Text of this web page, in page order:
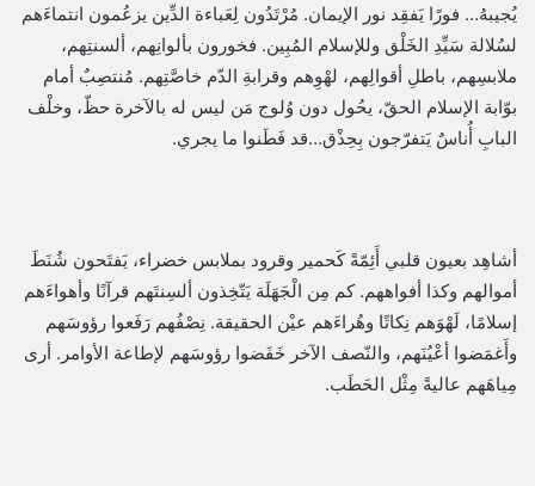
يُجيبهُ… فورًا يَفقِد نور الإيمان. مُرْتَدُون لِعَباءة الدِّين يزعُمون انتماءَهم
لسُلالة سَيِّدِ الخَلْق وللإسلام المُبِين. فخورون بألوانِهم، ألسنتِهم،
ملابسِهم، باطلِ أقوالِهم، لهْوِهم وقرابةِ الدّم خاصَّتِهم. مُنتصِبٌ أمام
بوّابة الإسلام الحقّ، يحُول دون وُلوج مَن ليس له بالآخرة حظّ، وخلْف
البابِ أُناسٌ يَتفرّجون بِحِذْق…قد فَطَنوا ما يجري.
أشاهِد بعيون قلبي أَئِمّةً كَحمير وقرود بملابس خضراء، يَفتَحون شُنَطَ
أموالهم وكذا أفواههم. كم مِن الْجَهَلَة يَتّخِذون ألسِنتَهم قرآنًا وأهواءَهم
إسلامًا، لَهْوَهم نِكاتًا وهُراءَهم عيْن الحقيقة. نِصْفُهم رَفَعوا رؤوسَهم
وأَغمَضوا أعْيُنَهم، والنّصف الآخر خَفَضوا رؤوسَهم لإطاعة الأوامر. أرى
مِياهَهم عاليةً مِثْل الحَطَب.